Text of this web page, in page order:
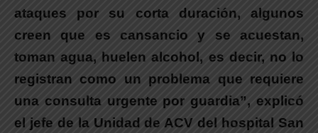
ataques por su corta duración, algunos
creen que es cansancio y se acuestan,
toman agua, huelen alcohol, es decir, no lo
registran como un problema que requiere
una consulta urgente por guardia”, explicó
el jefe de la Unidad de ACV del hospital San